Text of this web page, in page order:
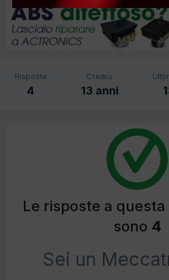
Risposte
4
Creato
13 anni
Le risposte a
sono 4
Sei un